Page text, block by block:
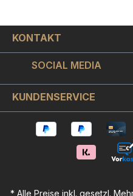
KONTAKT
SOCIAL MEDIA
KUNDENSERVICE
* Alle Preise inkl. gesetzl.